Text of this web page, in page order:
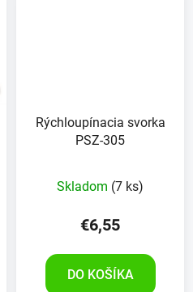
Rýchloupínacia svorka
PSZ-305
Skladom (7 ks)
€6,55
DO KOŠÍKA